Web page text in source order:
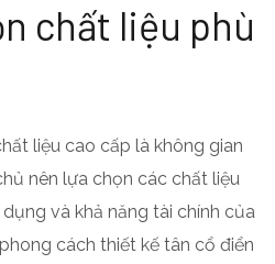
chất liệu phù
liệu cao cấp là không gian
nên lựa chọn các chất liệu
và khả năng tài chính của
cách thiết kế tân cổ điển